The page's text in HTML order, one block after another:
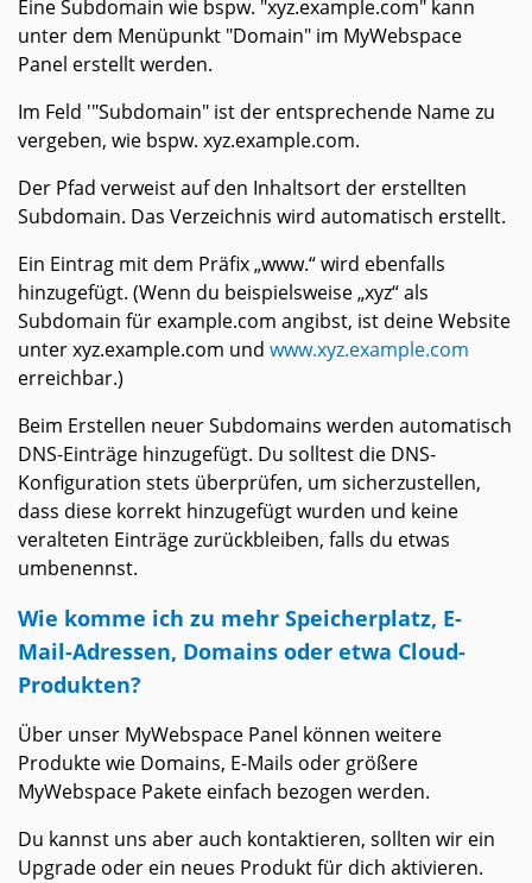
Eine Subdomain wie bspw. "xyz.example.com" kann
unter dem Menüpunkt "Domain" im MyWebspace
Panel erstellt werden.
Im Feld '"Subdomain" ist der entsprechende Name zu
vergeben, wie bspw. xyz.example.com.
Der Pfad verweist auf den Inhaltsort der erstellten
Subdomain. Das Verzeichnis wird automatisch erstellt.
Ein Eintrag mit dem Präfix „www.“ wird ebenfalls
hinzugefügt. (Wenn du beispielsweise „xyz“ als
Subdomain für example.com angibst, ist deine Website
unter xyz.example.com und www.xyz.example.com
erreichbar.)
Beim Erstellen neuer Subdomains werden automatisch
DNS-Einträge hinzugefügt. Du solltest die DNS-
Konfiguration stets überprüfen, um sicherzustellen,
dass diese korrekt hinzugefügt wurden und keine
veralteten Einträge zurückbleiben, falls du etwas
umbenennst.
Wie komme ich zu mehr Speicherplatz, E-
Mail-Adressen, Domains oder etwa Cloud-
Produkten?
Über unser MyWebspace Panel können weitere
Produkte wie Domains, E-Mails oder größere
MyWebspace Pakete einfach bezogen werden.
Du kannst uns aber auch kontaktieren, sollten wir ein
Upgrade oder ein neues Produkt für dich aktivieren.